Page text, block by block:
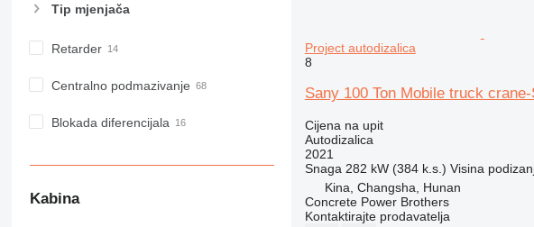
Tip mјenjača
Retarder
Centralno podmazivanje
Blokada diferencijala
Kabina
Project autodizalica
8
Sany 100 Ton Mobile truck
Cijena na upit
Autodizalica
2021
Snaga 282 kW (384 k.s.) Visina
Kina, Changsha, Hunan
Concrete Power Brothers
Kontaktirajte prodavatelja